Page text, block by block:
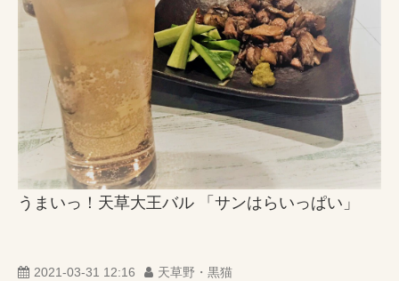
うまいっ！天草大王バル 「サンはらいっぱい」
2021-03-31 12:16 天草野・黒猫